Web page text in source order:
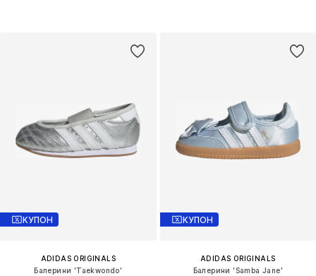
КУПОН
ADIDAS ORIGINALS
Балерини 'Taekwondo'
КУПОН
ADIDAS ORIGINALS
Балерини 'Samba Jane'